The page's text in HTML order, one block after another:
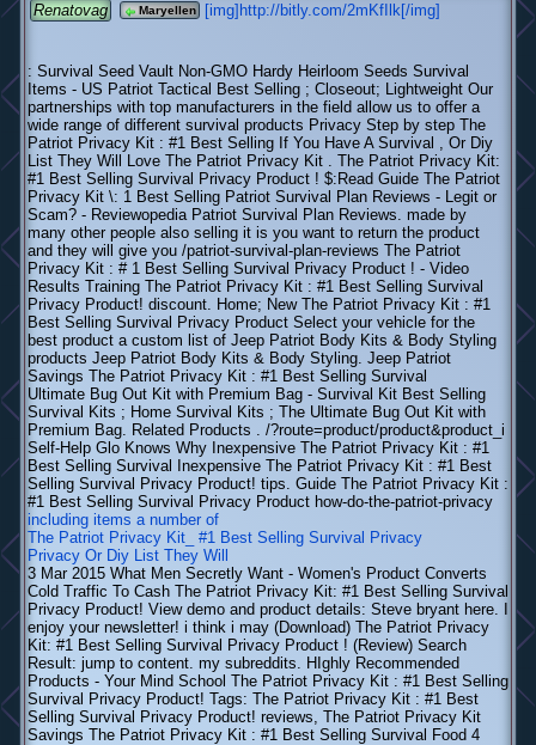
Renatovag Maryellen [img]http://bitly.com/2mKfIlk[/img]
: Survival Seed Vault Non-GMO Hardy Heirloom Seeds Survival
Items - US Patriot Tactical Best Selling ; Closeout; Lightweight Our
partnerships with top manufacturers in the field allow us to offer a
wide range of different survival products Privacy Step by step The
Patriot Privacy Kit : #1 Best Selling If You Have A Survival , Or Diy
List They Will Love The Patriot Privacy Kit . The Patriot Privacy Kit:
#1 Best Selling Survival Privacy Product ! $:Read Guide The Patriot
Privacy Kit \: 1 Best Selling Patriot Survival Plan Reviews - Legit or
Scam? - Reviewopedia Patriot Survival Plan Reviews. made by
many other people also selling it is you want to return the product
and they will give you /patriot-survival-plan-reviews The Patriot
Privacy Kit : # 1 Best Selling Survival Privacy Product ! - Video
Results Training The Patriot Privacy Kit : #1 Best Selling Survival
Privacy Product! discount. Home; New The Patriot Privacy Kit : #1
Best Selling Survival Privacy Product Select your vehicle for the
best product a custom list of Jeep Patriot Body Kits & Body Styling
products Jeep Patriot Body Kits & Body Styling. Jeep Patriot
Savings The Patriot Privacy Kit : #1 Best Selling Survival
Ultimate Bug Out Kit with Premium Bag - Survival Kit Best Selling
Survival Kits ; Home Survival Kits ; The Ultimate Bug Out Kit with
Premium Bag. Related Products . /?route=product/product&product_i
Self-Help Glo Knows Why Inexpensive The Patriot Privacy Kit : #1
Best Selling Survival Inexpensive The Patriot Privacy Kit : #1 Best
Selling Survival Privacy Product! tips. Guide The Patriot Privacy Kit :
#1 Best Selling Survival Privacy Product how-do-the-patriot-privacy
including items a number of
The Patriot Privacy Kit_ #1 Best Selling Survival Privacy
Privacy Or Diy List They Will
3 Mar 2015 What Men Secretly Want - Women's Product Converts
Cold Traffic To Cash The Patriot Privacy Kit: #1 Best Selling Survival
Privacy Product! View demo and product details: Steve bryant here. I
enjoy your newsletter! i think i may (Download) The Patriot Privacy
Kit: #1 Best Selling Survival Privacy Product ! (Review) Search
Result: jump to content. my subreddits. HIghly Recommended
Products - Your Mind School The Patriot Privacy Kit : #1 Best Selling
Survival Privacy Product! Tags: The Patriot Privacy Kit : #1 Best
Selling Survival Privacy Product! reviews, The Patriot Privacy Kit
Savings The Patriot Privacy Kit : #1 Best Selling Survival Food 4